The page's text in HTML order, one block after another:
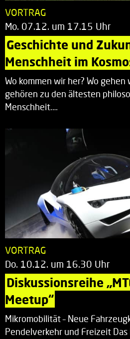
VORTRAG
Mo. 07.12. um 17.15 Uhr
Geschichte und
Menschheit im
Wo kommen wir her? Wo gehen
gehören zu den ältesten
Menschheit.…
VORTRAG
Do. 10.12. um 16.30 Uhr
Diskussionsreihe
Meetup“
Mikromobilität – Neue
Pendelverkehr und Freizeit